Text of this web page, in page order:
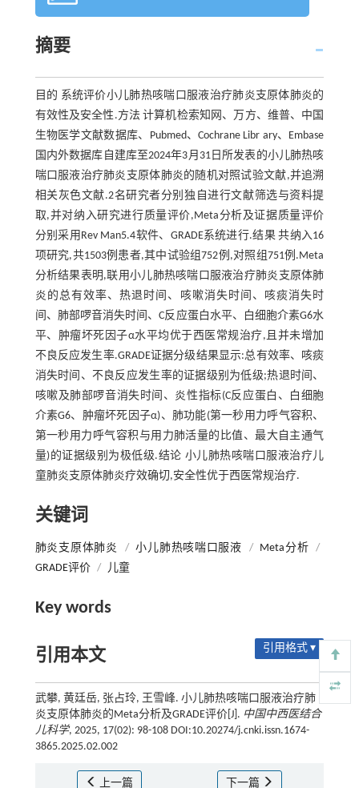
摘要
目的 系统评价小儿肺热咳喘口服液治疗肺炎支原体肺炎的
有效性及安全性.方法 计算机检索知网、万方、维普、中国
生物医学文献数据库、Pubmed、Cochrane Libr ary、Embase
国内外数据库自建库至2024年3月31日所发表的小儿肺热咳
喘口服液治疗肺炎支原体肺炎的随机对照试验文献,并追溯
相关灰色文献.2名研究者分别独自进行文献筛选与资料提
取,并对纳入研究进行质量评价,Meta分析及证据质量评价
分别采用Rev Man5.4软件、GRADE系统进行.结果 共纳入16
项研究,共1503例患者,其中试验组752例,对照组751例.Meta
分析结果表明,联用小儿肺热咳喘口服液治疗肺炎支原体肺
炎的总有效率、热退时间、咳嗽消失时间、咳痰消失时
间、肺部啰音消失时间、C反应蛋白水平、白细胞介素G6水
平、肿瘤坏死因子α水平均优于西医常规治疗,且并未增加
不良反应发生率.GRADE证据分级结果显示:总有效率、咳痰
消失时间、不良反应发生率的证据级别为低级;热退时间、
咳嗽及肺部啰音消失时间、炎性指标(C反应蛋白、白细胞
介素G6、肿瘤坏死因子α)、肺功能(第一秒用力呼气容积、
第一秒用力呼气容积与用力肺活量的比值、最大自主通气
量)的证据级别为极低级.结论 小儿肺热咳喘口服液治疗儿
童肺炎支原体肺炎疗效确切,安全性优于西医常规治疗.
关键词
肺炎支原体肺炎 / 小儿肺热咳喘口服液 / Meta分析
/
GRADE评价 / 儿童
Key words
引用本文 引用格式 ▾
武攀, 黄廷岳, 张占玲, 王雪峰. 小儿肺热咳喘口服液治疗肺
炎支原体肺炎的Meta分析及GRADE评价[J]. 中国中西医结合
儿科学, 2025, 17(02): 98-108 DOI:10.20274/j.cnki.issn.1674-
3865.2025.02.002
上一篇 下一篇